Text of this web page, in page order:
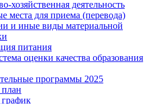
хозяйственная деятельность
места для приема (перевода)
и иные виды материальной
питания
оценки качества образования
программы 2025